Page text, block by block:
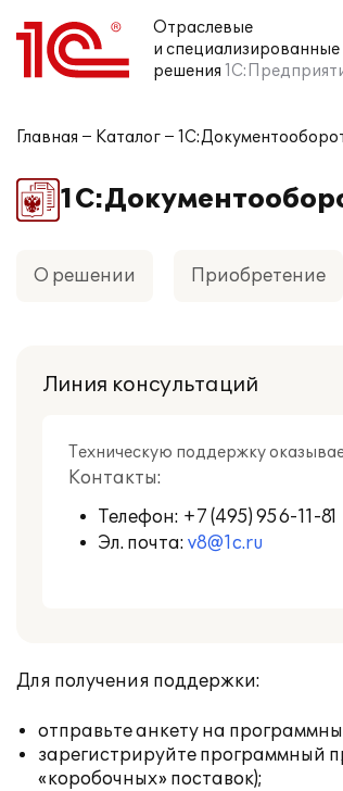
Отраслевые
и специализированные
решения
Главная Каталог
О решении Приобретение
Линия консультаций
Техническую поддержку
Контакты:
Телефон: +7 (495) 956-11-81
Эл. почта: v8@1c.ru
Для получения поддержки:
отправьте анкету на
зарегистрируйте программный
«коробочных» поставок);